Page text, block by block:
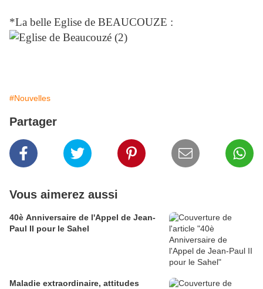
*La belle Eglise de BEAUCOUZE :
#Nouvelles
Partager
Vous aimerez aussi
40è Anniversaire de l'Appel de Jean-
Paul II pour le Sahel
Maladie extraordinaire, attitudes